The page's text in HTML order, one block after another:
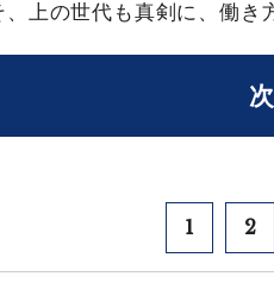
、上の世代も真剣に、働き
1 2